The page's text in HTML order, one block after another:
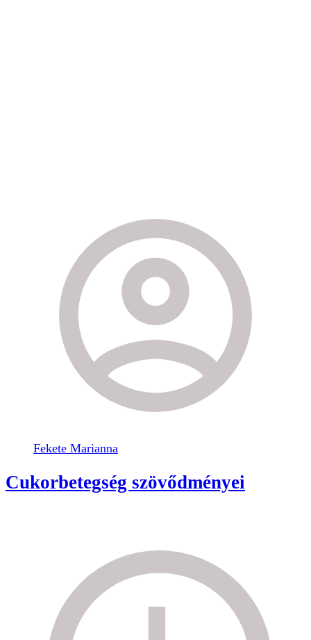
Fekete Marianna
Cukorbetegség szövődményei